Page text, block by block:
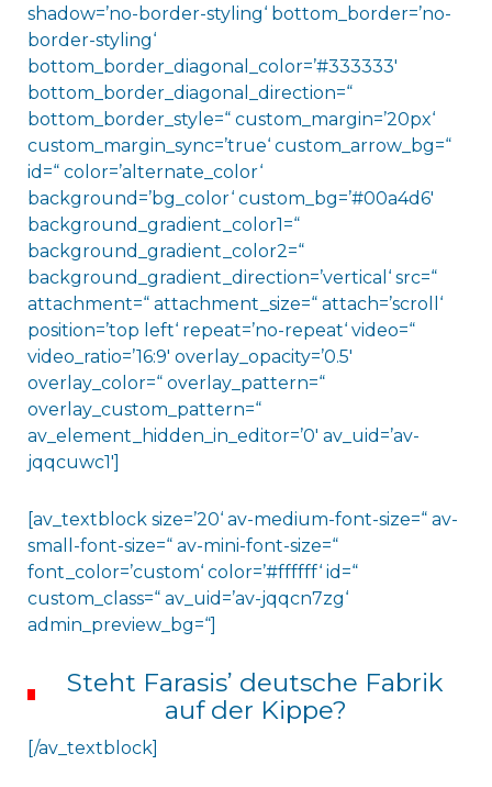
shadow=’no-border-styling‘ bottom_border=’no-
border-styling‘
bottom_border_diagonal_color=’#333333′
bottom_border_diagonal_direction=“
bottom_border_style=“ custom_margin=’20px‘
custom_margin_sync=’true‘ custom_arrow_bg=“
id=“ color=’alternate_color‘
background=’bg_color‘ custom_bg=’#00a4d6′
background_gradient_color1=“
background_gradient_color2=“
background_gradient_direction=’vertical‘ src=“
attachment=“ attachment_size=“ attach=’scroll‘
position=’top left‘ repeat=’no-repeat‘ video=“
video_ratio=’16:9′ overlay_opacity=’0.5′
overlay_color=“ overlay_pattern=“
overlay_custom_pattern=“
av_element_hidden_in_editor=’0′ av_uid=’av-
jqqcuwc1′]
[av_textblock size=’20‘ av-medium-font-size=“ av-
small-font-size=“ av-mini-font-size=“
font_color=’custom‘ color=’#ffffff‘ id=“
custom_class=“ av_uid=’av-jqqcn7zg‘
admin_preview_bg=“]
Steht Farasisʼ deutsche Fabrik
auf der Kippe?
[/av_textblock]